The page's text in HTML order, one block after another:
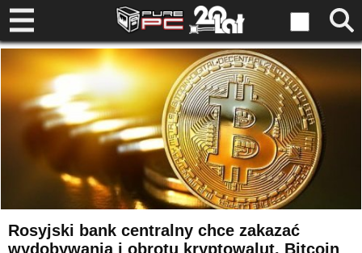
Rosyjski bank centralny chce zakazać
wydobywania i obrotu kryptowalut. Bitcoin